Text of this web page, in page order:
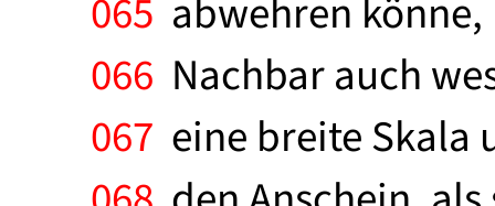
065 abwehren
066 Nachbar auch
067 eine breite Skala